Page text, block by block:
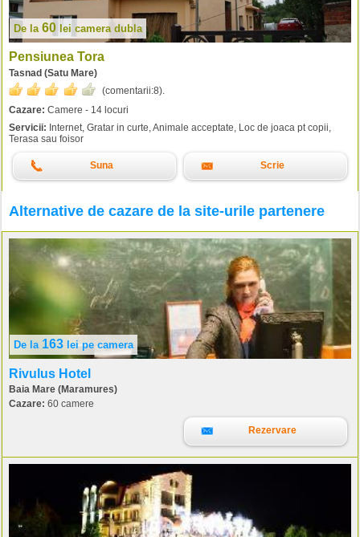
De la 60 lei camera dubla
Pensiunea Tora
Tasnad (Satu Mare)
(comentarii:8).
Cazare: Camere - 14 locuri
Servicii: Internet, Gratar in curte, Animale acceptate, Loc de joaca pt copii,
Terasa sau foisor
Suna Scrie
Alternative de cazare de la site-urile partenere
De la 163 leipe camera
Rivulus Hotel
Baia Mare (Maramures)
Cazare: 60 camere
Rezervare